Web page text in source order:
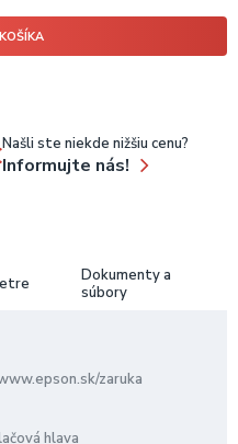
Našli ste niekde nižšiu cenu?
Informujte nás!
Dokumenty a
súbory
zaruka
hlava